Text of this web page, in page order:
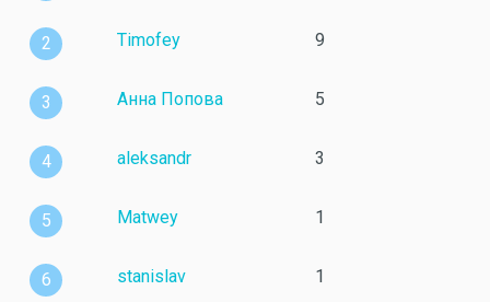
2 Timofey 9
3 Анна Попова 5
4 aleksandr 3
5 Matwey 1
6 stanislav 1